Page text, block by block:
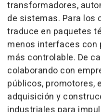
transformadores,
de sistemas. Para los
traduce en paquetes
menos interfaces con
más controlable. De
colaborando con
públicos, promotores,
adquisición y